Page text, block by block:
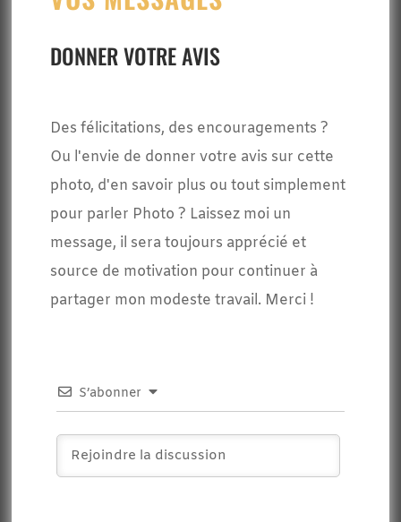
DONNER VOTRE AVIS
Des félicitations, des encouragements ?
Ou l'envie de donner votre avis sur cette
photo, d'en savoir plus ou tout simplement
pour parler Photo ? Laissez moi un
message, il sera toujours apprécié et
source de motivation pour continuer à
partager mon modeste travail. Merci !
S’abonner